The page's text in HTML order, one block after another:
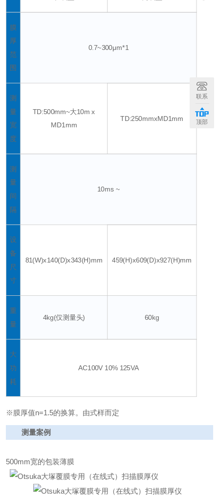
膜
厚
范
围
0.7~300μm*1
测
量
宽
度
TD:500mm~大10m x
MD1mm
TD:250mmxMD1mm
测
量
间
隔
10ms ~
设
备
尺
寸
81(W)x140(D)x343(H)mm 459(H)x609(D)x927(H)mm
重
量
4kg(仅测量头) 60kg
大
功
耗
AC100V 10% 125VA
※膜厚值n=1.5的换算。由式样而定
测量案例
500mm宽的包装薄膜
联系
顶部